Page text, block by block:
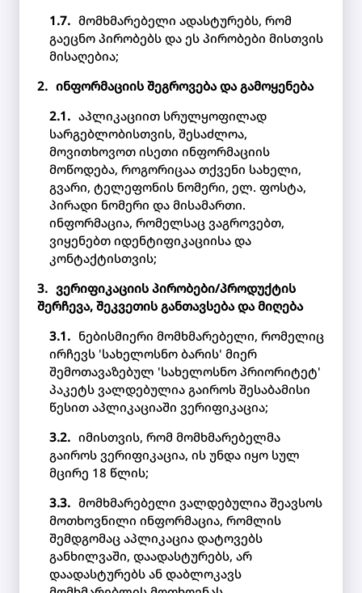
მომხმარებელი ადასტურებს, რომ
გაეცნო პირობებს და ეს პირობები მისთვის
მისაღებია;
ინფორმაციის შეგროვება და გამოყენება
აპლიკაციით სრულყოფილად
სარგებლობისთვის, შესაძლოა,
მოვითხოვოთ ისეთი ინფორმაციის
მოწოდება, როგორიცაა თქვენი სახელი,
გვარი, ტელეფონის ნომერი, ელ. ფოსტა,
პირადი ნომერი და მისამართი.
ინფორმაცია, რომელსაც ვაგროვებთ,
ვიყენებთ იდენტიფიკაციისა და
კონტაქტისთვის;
ვერიფიკაციის პირობები/პროდუქტის
შერჩევა, შეკვეთის განთავსება და მიღება
ნებისმიერი მომხმარებელი, რომელიც
ირჩევს 'სახელოსნო ბარის' მიერ
შემოთავაზებულ 'სახელოსნო პრიორიტეტ'
პაკეტს ვალდებულია გაიროს შესაბამისი
წესით აპლიკაციაში ვერიფიკაცია;
იმისთვის, რომ მომხმარებელმა
გაიროს ვერიფიკაცია, ის უნდა იყო სულ
მცირე 18 წლის;
მომხმარებელი ვალდებულია შეავსოს
მოთხოვნილი ინფორმაცია, რომლის
შემდგომაც აპლიკაცია დატოვებს
განხილვაში, დაადასტურებს, არ
დაადასტურებს ან დაბლოკავს